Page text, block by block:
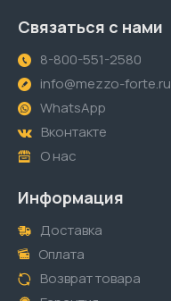
Связаться с нами
8-800-551-2580
info@mezzo-forte.ru
WhatsApp
Вконтакте
О нас
Информация
Доставка
Оплата
Возврат товара